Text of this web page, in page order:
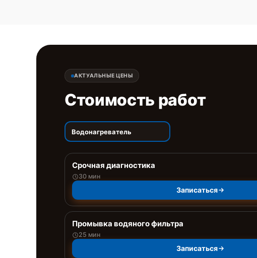
АКТУАЛЬНЫЕ ЦЕНЫ
Стоимость работ
Водонагреватель
Срочная диагностика
30 мин
Записаться
Промывка водяного фильтра
25 мин
Записаться